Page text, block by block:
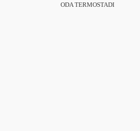
ODA TERMOSTADI